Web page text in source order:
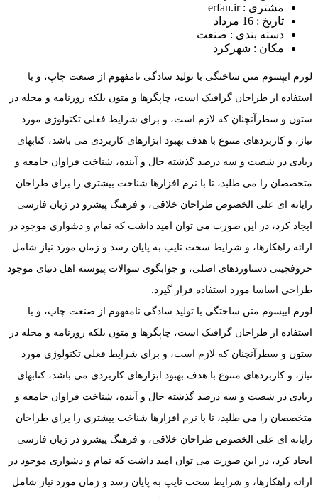
مشتری : erfan.ir
تاریخ : 16 مرداد
دسته بندی : صنعت
مکان : شهرکرد
لورم ایپسوم متن ساختگی با تولید سادگی نامفهوم از صنعت چاپ، و با
استفاده از طراحان گرافیک است، چاپگرها و متون بلکه روزنامه و مجله در
ستون و سطرآنچنان که لازم است، و برای شرایط فعلی تکنولوژی مورد
نیاز، و کاربردهای متنوع با هدف بهبود ابزارهای کاربردی می باشد، کتابهای
زیادی در شصت و سه درصد گذشته حال و آینده، شناخت فراوان جامعه و
متخصصان را می طلبد، تا با نرم افزارها شناخت بیشتری را برای طراحان
رایانه ای علی الخصوص طراحان خلاقی، و فرهنگ پیشرو در زبان فارسی
ایجاد کرد، در این صورت می توان امید داشت که تمام و دشواری موجود در
ارائه راهکارها، و شرایط سخت تایپ به پایان رسد و زمان مورد نیاز شامل
حروفچینی دستاوردهای اصلی، و جوابگوی سوالات پیوسته اهل دنیای موجود
طراحی اساسا مورد استفاده قرار گیرد.
لورم ایپسوم متن ساختگی با تولید سادگی نامفهوم از صنعت چاپ، و با
استفاده از طراحان گرافیک است، چاپگرها و متون بلکه روزنامه و مجله در
ستون و سطرآنچنان که لازم است، و برای شرایط فعلی تکنولوژی مورد
نیاز، و کاربردهای متنوع با هدف بهبود ابزارهای کاربردی می باشد، کتابهای
زیادی در شصت و سه درصد گذشته حال و آینده، شناخت فراوان جامعه و
متخصصان را می طلبد، تا با نرم افزارها شناخت بیشتری را برای طراحان
رایانه ای علی الخصوص طراحان خلاقی، و فرهنگ پیشرو در زبان فارسی
ایجاد کرد، در این صورت می توان امید داشت که تمام و دشواری موجود در
ارائه راهکارها، و شرایط سخت تایپ به پایان رسد و زمان مورد نیاز شامل